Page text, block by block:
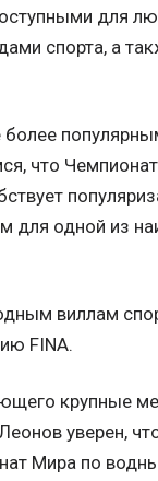
для
спорта, а
что
для одной из
виллам
FINA.
крупные
уверен,
Мира по